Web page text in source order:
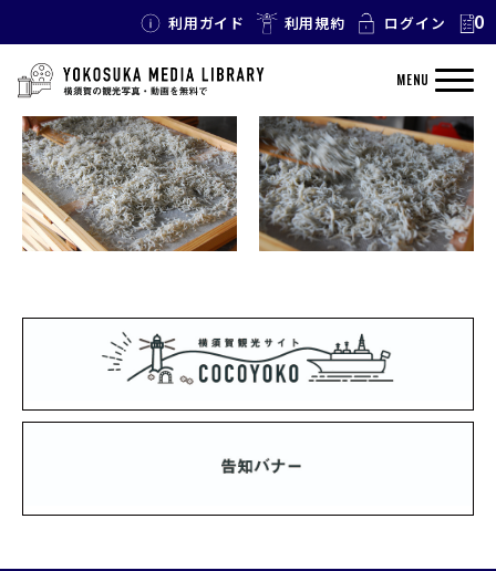
利用ガイド 利用規約 ログイン 0
MENU
TAG: 山茂丸